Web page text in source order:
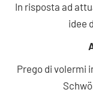
In risposta ad
idee
Prego di volermi